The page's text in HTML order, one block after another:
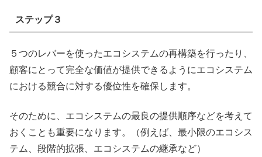
ステップ３
５つのレバーを使ったエコシステムの再構築を行ったり、
顧客にとって完全な価値が提供できるようにエコシステム
における競合に対する優位性を確保します。
そのために、エコシステムの最良の提供順序などを考えて
おくことも重要になります。（例えば、最小限のエコシス
テム、段階的拡張、エコシステムの継承など）